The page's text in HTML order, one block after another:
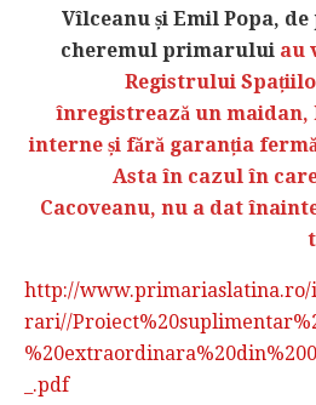
Vîlceanu și Emil Popa,
cheremul primarului au
Registrului
înregistrează un maidan,
interne și fără garanția
Asta în cazul în
Cacoveanu, nu a dat
http://www.primariaslatina.ro/
rari//
_.pdf